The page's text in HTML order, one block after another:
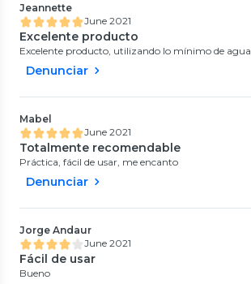
Jeannette
June 2021
Excelente producto
Excelente producto, utilizando lo mínimo de agua
Denunciar
Mabel
June 2021
Totalmente recomendable
Práctica, fácil de usar, me encanto
Denunciar
Jorge Andaur
June 2021
Fácil de usar
Bueno